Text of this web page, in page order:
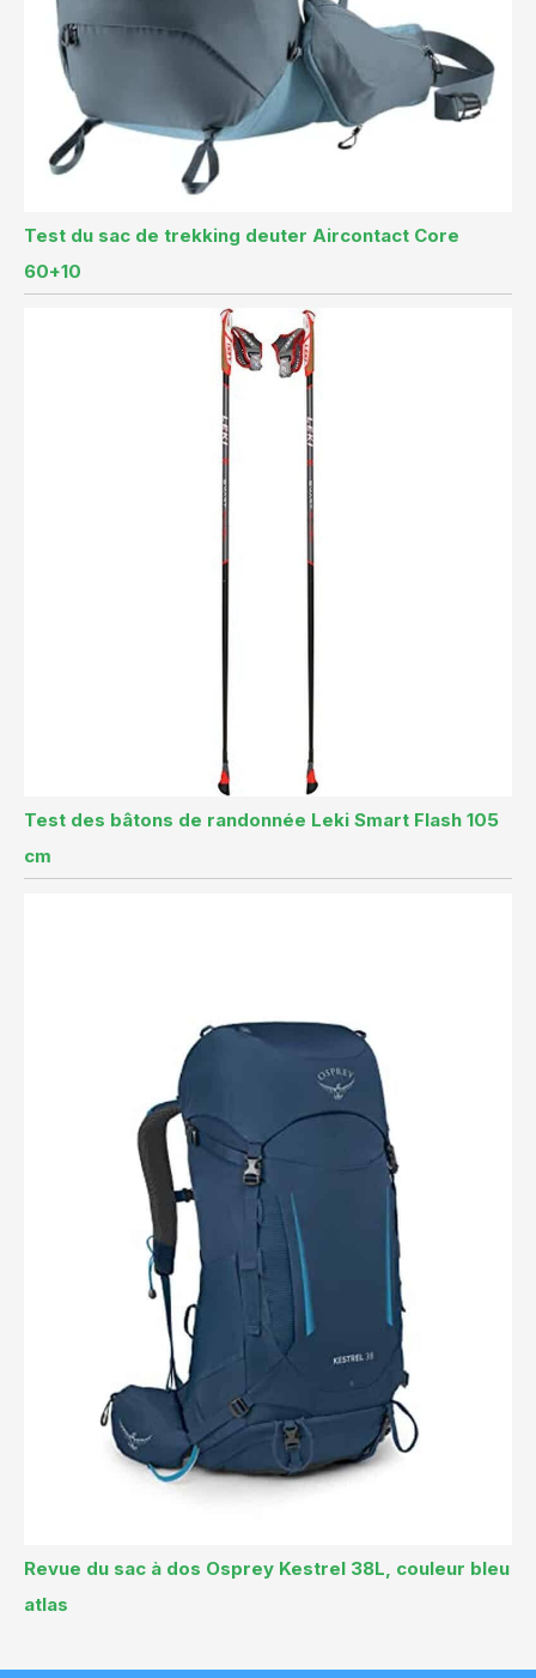
Test du sac de trekking deuter Aircontact Core
60+10
Test des bâtons de randonnée Leki Smart Flash 105
cm
Revue du sac à dos Osprey Kestrel 38L, couleur bleu
atlas